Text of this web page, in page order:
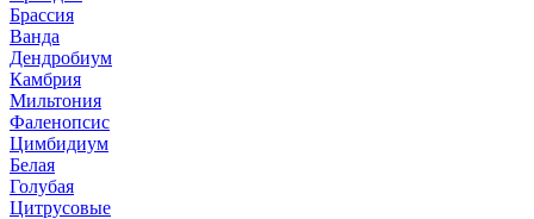
Брассия
Ванда
Дендробиум
Камбрия
Мильтония
Фаленопсис
Цимбидиум
Белая
Голубая
Цитрусовые